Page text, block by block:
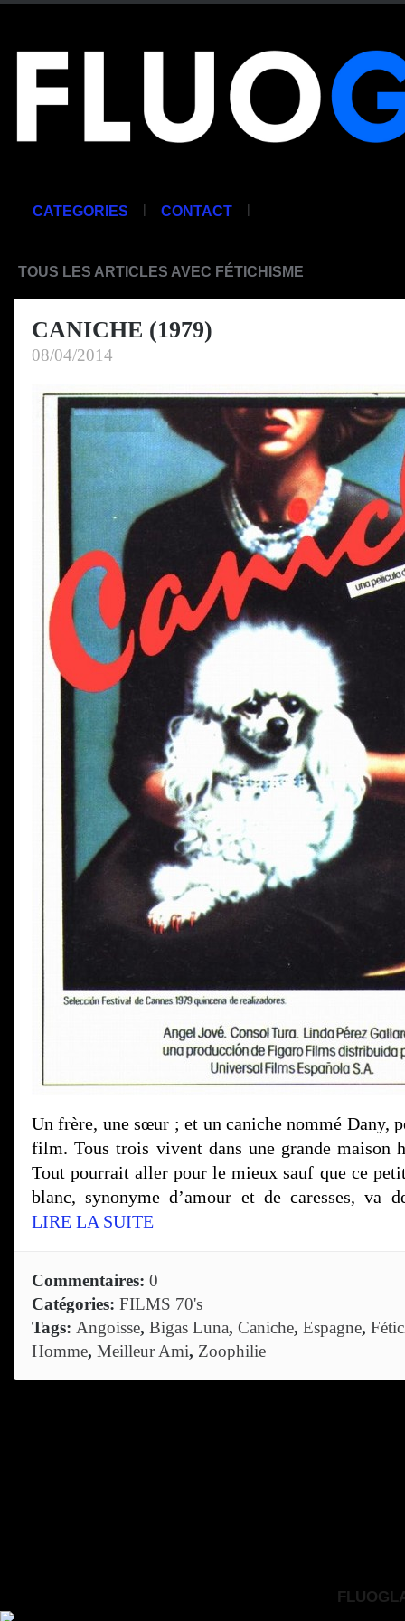
CATEGORIES | CONTACT |
TOUS LES ARTICLES AVEC FÉTICHISME
CANICHE (1979)
08/04/2014
Un frère, une sœur ; et un caniche nommé Dany,
film. Tous trois vivent dans une grande maison
Tout pourrait aller pour le mieux sauf que ce
blanc, synonyme d’amour et de caresses, va
LIRE LA SUITE
Commentaires: 0
Catégories: FILMS 70's
Tags: Angoisse, Bigas Luna, Caniche, Espagne,
Homme, Meilleur Ami, Zoophilie